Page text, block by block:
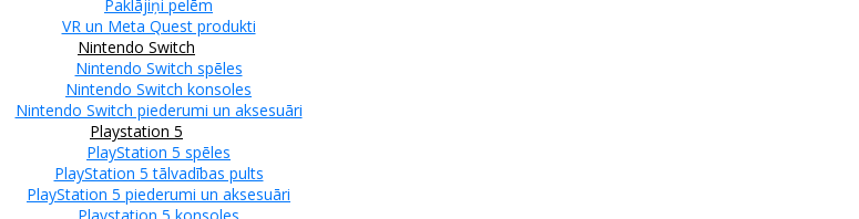
Paklājiņi pelēm
VR un Meta Quest produkti
Nintendo Switch
Nintendo Switch spēles
Nintendo Switch konsoles
Nintendo Switch piederumi un aksesuāri
Playstation 5
PlayStation 5 spēles
PlayStation 5 tālvadības pults
PlayStation 5 piederumi un aksesuāri
Playstation 5 konsoles